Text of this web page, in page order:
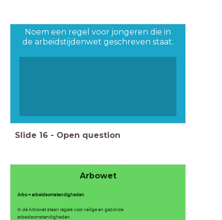
Noem een regel voor jongeren die in
de arbeidstijdenwet geschreven staat.
Slide 16 - Open question
Arbowet
Arbo = arbeidsomstandigheden
In de Arbowet staan regels voor veilige en gezonde
arbeidsomstandigheden.